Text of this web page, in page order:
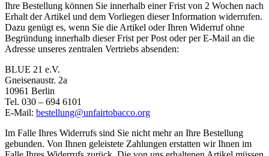
Ihre Bestellung können Sie innerhalb einer Frist von 2 Wochen nach
Erhalt der Artikel und dem Vorliegen dieser Information widerrufen.
Dazu genügt es, wenn Sie die Artikel oder Ihren Widerruf ohne
Begründung innerhalb dieser Frist per Post oder per E-Mail an die
Adresse unseres zentralen Vertriebs absenden:
BLUE 21 e.V.
Gneisenaustr. 2a
10961 Berlin
Tel. 030 – 694 6101
E-Mail: bestellung@unfairtobacco.org
Im Falle Ihres Widerrufs sind Sie nicht mehr an Ihre Bestellung
gebunden. Von Ihnen geleistete Zahlungen erstatten wir Ihnen im